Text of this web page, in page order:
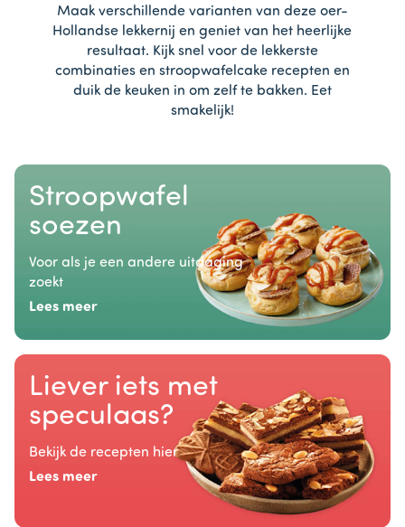
Maak verschillende varianten van deze oer-
Hollandse lekkernij en geniet van het heerlijke
resultaat. Kijk snel voor de lekkerste
combinaties en stroopwafelcake recepten en
duik de keuken in om zelf te bakken. Eet
smakelijk!
Stroopwafel
soezen
Voor als je een andere uitdaging
zoekt
Lees meer
Liever iets met
speculaas?
Bekijk de recepten hier
Lees meer